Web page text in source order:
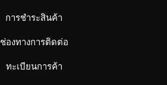
การชำระสินค้า
ช่องทางการติดต่อ
ทะเบียนการค้า